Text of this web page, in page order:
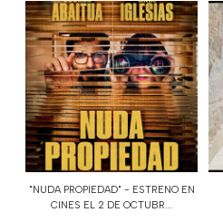
"NUDA PROPIEDAD" - ESTRENO EN
CINES EL 2 DE OCTUBR...